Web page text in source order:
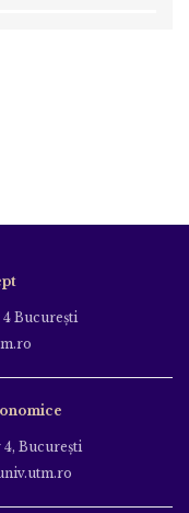
4 Bucureşti
4, Bucureşti